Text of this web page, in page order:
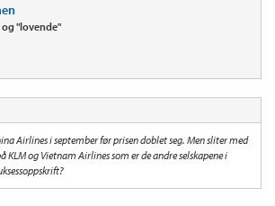
og "lovende"
Airlines i september før prisen doblet seg. Men sliter med
KLM og Vietnam Airlines som er de andre selskapene i